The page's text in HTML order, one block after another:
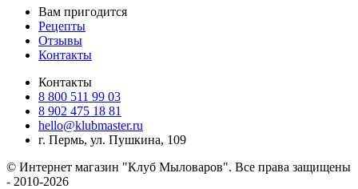
Вам пригодится
Рецепты
Отзывы
Контакты
Контакты
8 800 511 99 03
8 902 475 18 81
hello@klubmaster.ru
г. Пермь, ул. Пушкина, 109
© Интернет магазин "Клуб Мыловаров". Все права защищены
- 2010-2026